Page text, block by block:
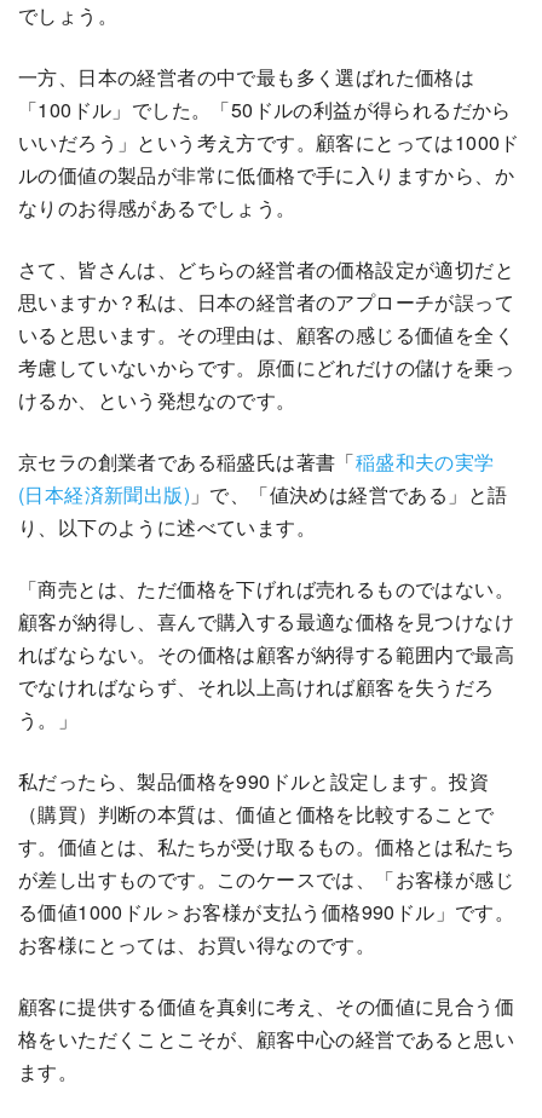
でしょう。
一方、日本の経営者の中で最も多く選ばれた価格は
「100ドル」でした。「50ドルの利益が得られるだから
いいだろう」という考え方です。顧客にとっては1000ド
ルの価値の製品が非常に低価格で手に入りますから、か
なりのお得感があるでしょう。
さて、皆さんは、どちらの経営者の価格設定が適切だと
思いますか？私は、日本の経営者のアプローチが誤って
いると思います。その理由は、顧客の感じる価値を全く
考慮していないからです。原価にどれだけの儲けを乗っ
けるか、という発想なのです。
京セラの創業者である稲盛氏は著書「稲盛和夫の実学
(日本経済新聞出版) 」で、「値決めは経営である」と語
り、以下のように述べています。
「商売とは、ただ価格を下げれば売れるものではない。
顧客が納得し、喜んで購入する最適な価格を見つけなけ
ればならない。その価格は顧客が納得する範囲内で最高
でなければならず、それ以上高ければ顧客を失うだろ
う。」
私だったら、製品価格を990ドルと設定します。投資
（購買）判断の本質は、価値と価格を比較することで
す。価値とは、私たちが受け取るもの。価格とは私たち
が差し出すものです。このケースでは、「お客様が感じ
る価値1000ドル＞お客様が支払う価格990ドル」です。
お客様にとっては、お買い得なのです。
顧客に提供する価値を真剣に考え、その価値に見合う価
格をいただくことこそが、顧客中心の経営であると思い
ます。